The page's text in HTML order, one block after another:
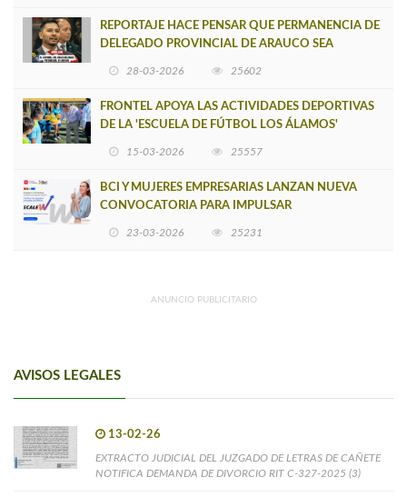
REPORTAJE HACE PENSAR QUE PERMANENCIA DE
DELEGADO PROVINCIAL DE ARAUCO SEA
28-03-2026 25602
FRONTEL APOYA LAS ACTIVIDADES DEPORTIVAS
DE LA 'ESCUELA DE FÚTBOL LOS ÁLAMOS'
15-03-2026 25557
BCI Y MUJERES EMPRESARIAS LANZAN NUEVA
CONVOCATORIA PARA IMPULSAR
23-03-2026 25231
ANUNCIO PUBLICITARIO
AVISOS LEGALES
13-02-26
EXTRACTO JUDICIAL DEL JUZGADO DE LETRAS DE CAÑETE
NOTIFICA DEMANDA DE DIVORCIO RIT C-327-2025 (3)